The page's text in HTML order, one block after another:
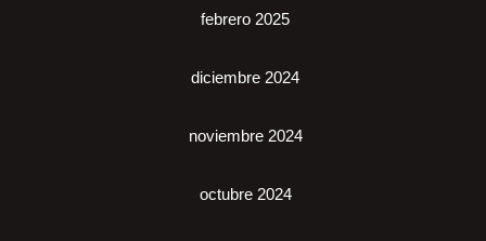
febrero 2025
diciembre 2024
noviembre 2024
octubre 2024